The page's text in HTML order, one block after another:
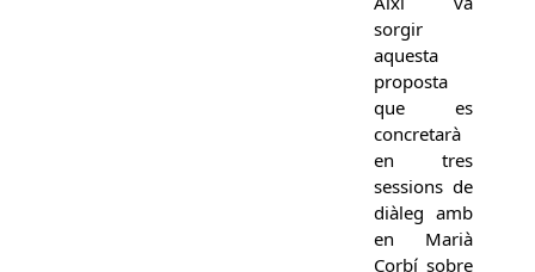
sorgir
aquesta
proposta
que es
concretarà
en tres
sessions de
diàleg amb
en Marià
Corbí sobre